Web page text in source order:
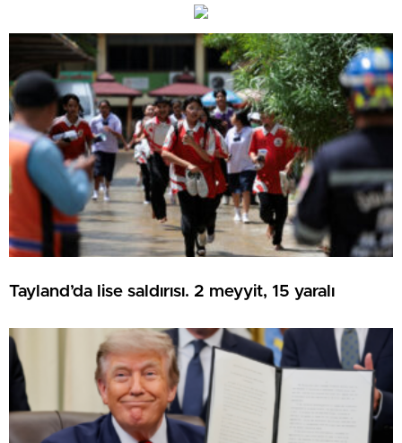
Tayland’da lise saldırısı. 2 meyyit, 15 yaralı